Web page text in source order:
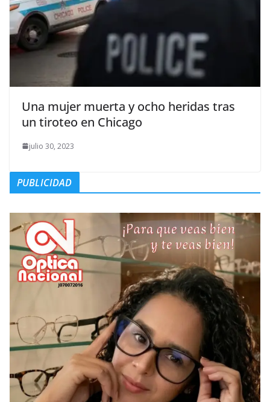
Una mujer muerta y ocho heridas tras
un tiroteo en Chicago
julio 30, 2023
PUBLICIDAD